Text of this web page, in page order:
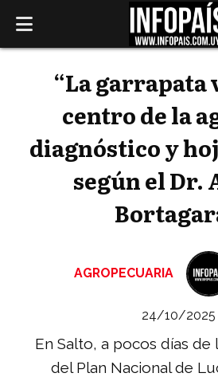
“La garrapata
centro de la
diagnóstico y
según el Dr.
En Salto, a pocos días de
del Plan Nacional de
AGROPECUARIA
24/10/2025